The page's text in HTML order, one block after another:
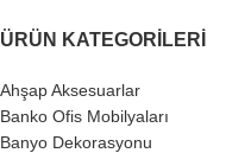
ÜRÜN KATEGORILERI
Ahşap Aksesuarlar
Banko Ofis Mobilyaları
Banyo Dekorasyonu